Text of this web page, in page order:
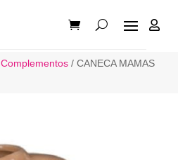

Complementos/ CANECA MAMAS